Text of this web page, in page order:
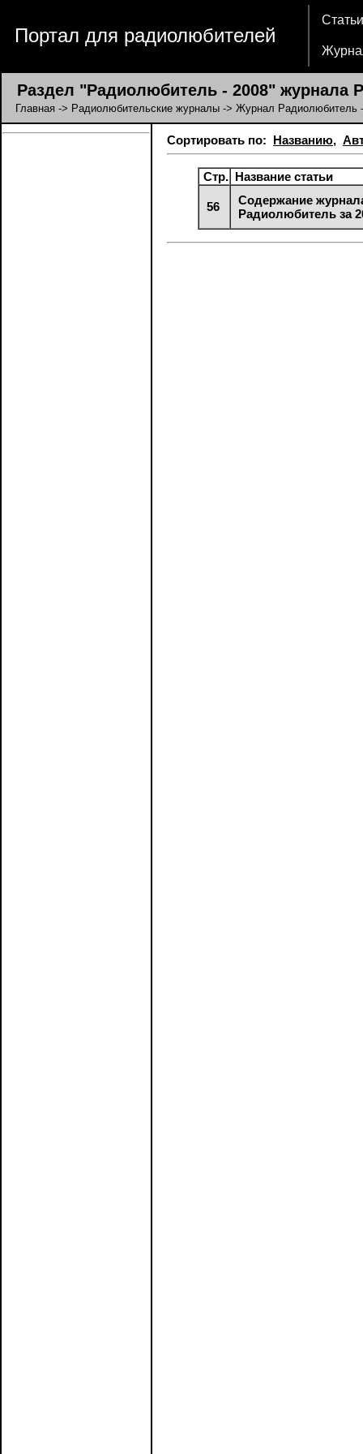
Портал для радиолюбителей
Статьи
Раздел "Радиолюбитель - 2008" журнала
Главная -> Радиолюбительские журналы -> Журнал Радиолюбитель
Сортировать по: Названию,
Стр. Название статьи
56
Содержание
Радиолюбитель за